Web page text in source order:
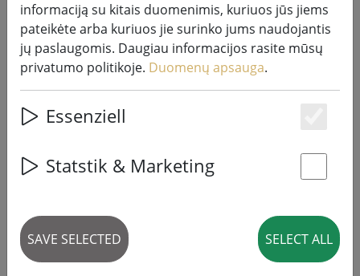
"Sirius Tech-Line" pasakų žibintai
skirstytuvas 2 rankų 230V juodas
informaciją su kitais duomenimis, kuriuos jūs jiems
pateikėte arba kuriuos jie surinko jums naudojantis
jų paslaugomis. Daugiau informacijos rasite mūsų
privatumo politikoje. Duomenų apsauga.
Essenziell
Statstik & Marketing
SAVE SELECTED SELECT ALL